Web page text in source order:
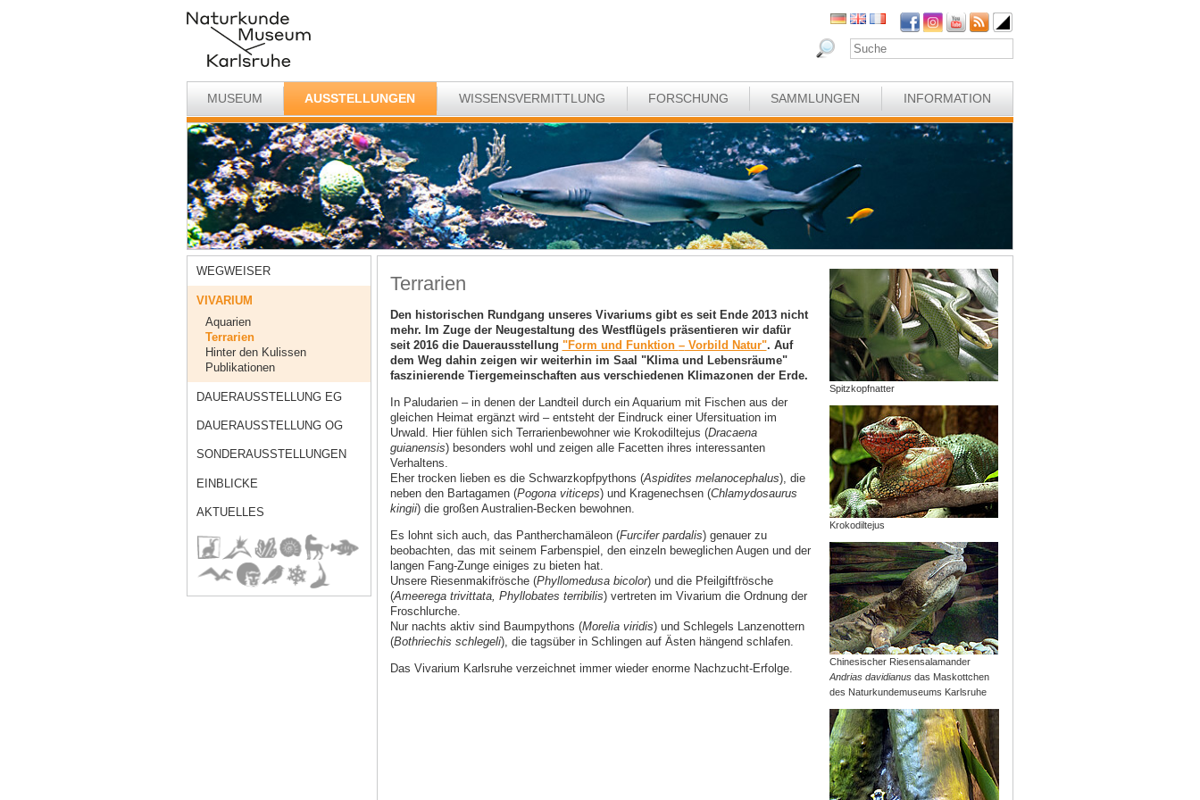
MUSEUM AUSSTELLUNGEN WISSENSVERMITTLUNG FORSCHUNG SAMMLUNGEN INFORMATION
WEGWEISER
VIVARIUM
Aquarien
Terrarien
Hinter den Kulissen
Publikationen
DAUERAUSSTELLUNG EG
DAUERAUSSTELLUNG OG
SONDERAUSSTELLUNGEN
EINBLICKE
AKTUELLES
Terrarien
Den historischen Rundgang unseres Vivariums gibt es seit Ende 2013 nicht
mehr. Im Zuge der Neugestaltung des Westflügels präsentieren wir dafür
seit 2016 die Dauerausstellung "Form und Funktion –Vorbild Natur". Auf
dem Weg dahin zeigen wir weiterhin im Saal "Klima und Lebensräume"
faszinierende Tiergemeinschaften aus verschiedenen Klimazonen der Erde.
In Paludarien – in denen der Landteil durch ein Aquarium mit Fischen aus der
gleichen Heimat ergänzt wird – entsteht der Eindruck einer Ufersituation im
Urwald. Hier fühlen sich Terrarienbewohner wie Krokodiltejus (Dracaena
guianensis) besonders wohl und zeigen alle Facetten ihres interessanten
Verhaltens.
Eher trocken lieben es die Schwarzkopfpythons (Aspidites melanocephalus), die
neben den Bartagamen (Pogona viticeps) und Kragenechsen (Chlamydosaurus
kingii) die großen Australien-Becken bewohnen.
Es lohnt sich auch, das Pantherchamäleon (Furcifer pardalis) genauer zu
beobachten, das mit seinem Farbenspiel, den einzeln beweglichen Augen und der
langen Fang-Zunge einiges zu bieten hat.
Unsere Riesenmakifrösche (Phyllomedusa bicolor) und die Pfeilgiftfrösche
(Ameerega trivittata, Phyllobates terribilis) vertreten im Vivarium die Ordnung der
Froschlurche.
Nur nachts aktiv sind Baumpythons (Morelia viridis) und Schlegels Lanzenottern
(Bothriechis schlegeli), die tagsüber in Schlingen auf Ästen hängend schlafen.
Das Vivarium Karlsruhe verzeichnet immer wieder enorme Nachzucht-Erfolge.
Spitzkopfnatter
Krokodiltejus
Chinesischer Riesensalamander
Andrias davidianus das Maskottchen
des Naturkundemuseums Karlsruhe